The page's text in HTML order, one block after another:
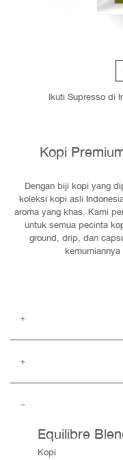
Ikuti Supresso di
Kopi
Dengan biji kopi yang
koleksi kopi asli
aroma yang khas. Kami
untuk semua pecinta
ground, drip, dan
Equilibre
Kopi